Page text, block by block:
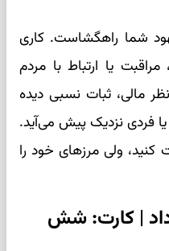
شما راهگشاست. کاری
یا ارتباط با مردم
مالی، ثبات نسبی دیده
فردی نزدیک پیش می‌آید.
ولی مرزهای خود را
| کارت: شش